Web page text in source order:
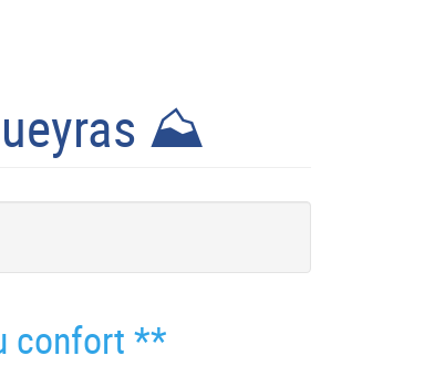
⛰️
confort **